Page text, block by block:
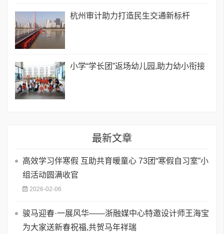
​杭州审计助力打造民生交通新标杆
小学“学长团”返场幼儿园,助力幼小衔接
最新文章
高效学习伴寒假 互助共育暖童心 73团“寒假自习室”小
组活动圆满收官
2026-02-06
骏马迎春·一展风华——浙融媒中心特邀设计师王海宝
为大家送新春祝福,共贺马年祥瑞